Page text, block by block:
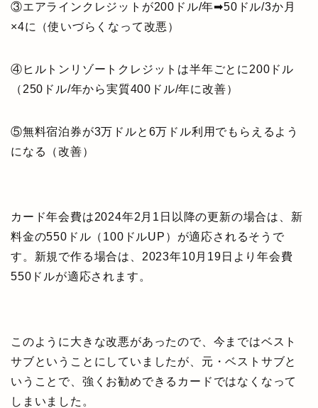
③エアラインクレジットが200ドル/年➡50ドル/3か月
×4に（使いづらくなって改悪）
④ヒルトンリゾートクレジットは半年ごとに200ドル
（250ドル/年から実質400ドル/年に改善）
⑤無料宿泊券が3万ドルと6万ドル利用でもらえるよう
になる（改善）
カード年会費は2024年2月1日以降の更新の場合は、新
料金の550ドル（100ドルUP）が適応されるそうで
す。新規で作る場合は、2023年10月19日より年会費
550ドルが適応されます。
このように大きな改悪があったので、今まではベスト
サブということにしていましたが、元・ベストサブと
いうことで、強くお勧めできるカードではなくなって
しまいました。